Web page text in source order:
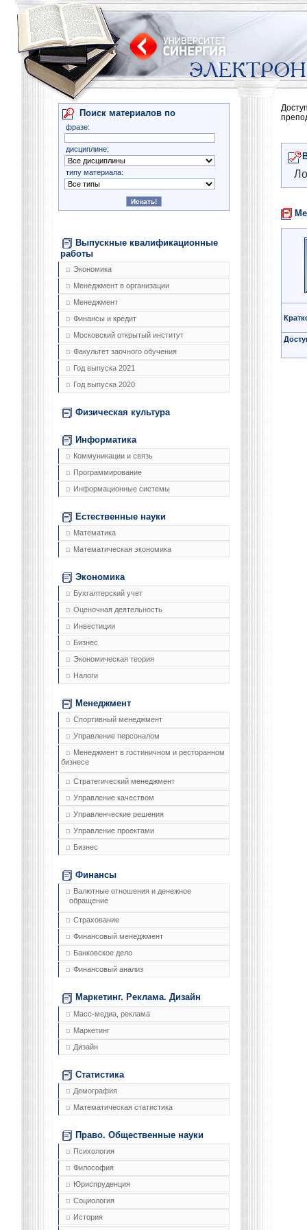
Поиск материалов по
фразе:
дисциплине:
типу материала:
Выпускные квалификационные
работы
Экономика
Менеджмент в организации
Менеджмент
Финансы и кредит
Московский открытый институт
Факультет заочного обучения
Год выпуска 2021
Год выпуска 2020
Физическая культура
Информатика
Коммуникации и связь
Программирование
Информационные системы
Естественные науки
Математика
Математическая экономика
Экономика
Бухгалтерский учет
Оценочная деятельность
Инвестиции
Бизнес
Экономическая теория
Налоги
Менеджмент
Спортивный менеджмент
Управление персоналом
Менеджмент в гостиничном и ресторанном
бизнесе
Стратегический менеджмент
Управление качеством
Управленческие решения
Управление проектами
Бизнес
Финансы
Валютные отношения и денежное
обращение
Страхование
Финансовый менеджмент
Банковское дело
Финансовый анализ
Маркетинг. Реклама. Дизайн
Масс-медиа, реклама
Маркетинг
Дизайн
Статистика
Демография
Математическая статистика
Право. Общественные науки
Психология
Философия
Юриспруденция
Социология
История